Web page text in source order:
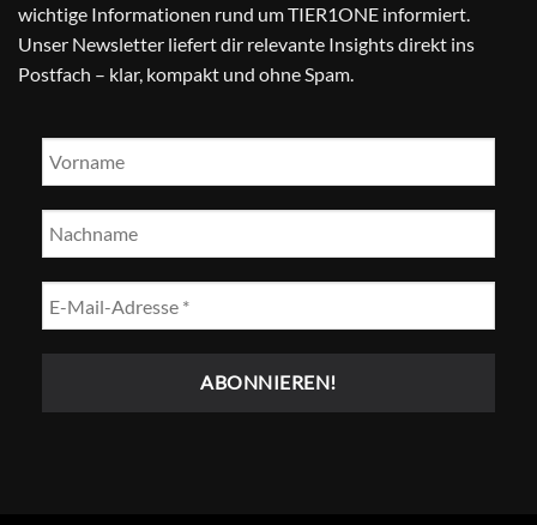
wichtige Informationen rund um TIER1ONE informiert.
Unser Newsletter liefert dir relevante Insights direkt ins
Postfach – klar, kompakt und ohne Spam.